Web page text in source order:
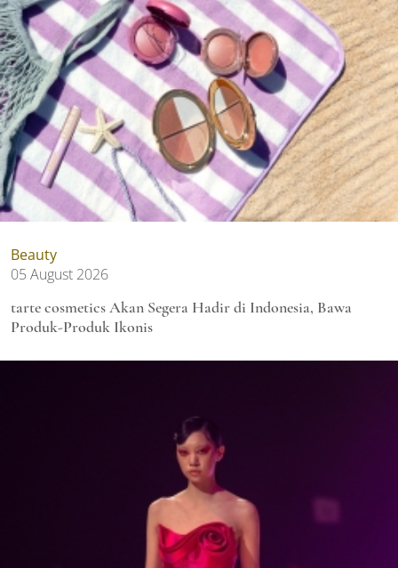
Beauty
05 August 2026
tarte cosmetics Akan Segera Hadir di Indonesia, Bawa
Produk-Produk Ikonis